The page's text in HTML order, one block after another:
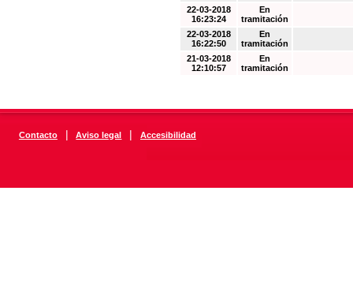
22-03-2018
16:23:24
En
tramitación
22-03-2018
16:22:50
En
tramitación
21-03-2018
12:10:57
En
tramitación
Contacto | Aviso legal | Accesibilidad